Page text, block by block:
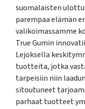
suomalaisten
parempaa elämän
valikoimassamme
True Gumin
Lejoksella
tuotteita, jotka
tarpeisiin niin
sitoutuneet
parhaat tuotteet